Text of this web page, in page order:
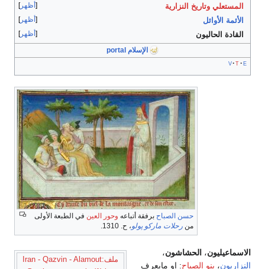
أظهر المستعلي وتاريخ النزارية
أظهر الأئمة الأوائل
أظهر القادة الحاليون
الإسلام portal
v
حسن الصباحبرفقة أتباعهوحور العين في الطبعة الأولى
رحلات ماركو پولو، ح. 1310.
ملف:Iran - Qazvin - Alamout
،الحشاشون،
،بنو الصباح: او مايعرف